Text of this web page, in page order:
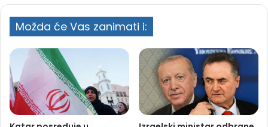
Možda će Vas zanimati i: